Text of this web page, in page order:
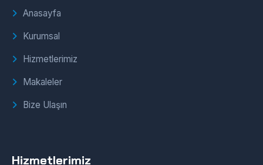
Anasayfa
Kurumsal
Hizmetlerimiz
Makaleler
Bize Ulaşın
Hizmetlerimiz